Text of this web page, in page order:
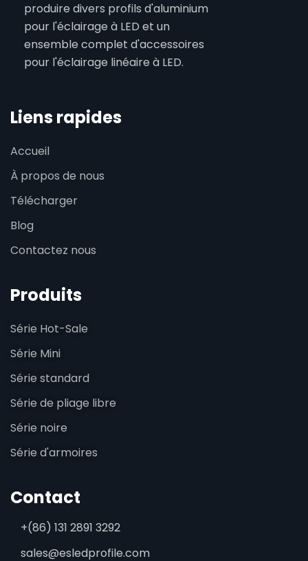
produire divers profils d'aluminium
pour l'éclairage à LED et un
ensemble complet d'accessoires
pour l'éclairage linéaire à LED.
Liens rapides
Accueil
À propos de nous
Télécharger
Blog
Contactez nous
Produits
Série Hot-Sale
Série Mini
Série standard
Série de pliage libre
Série noire
Série d'armoires
Contact
+(86) 131 2891 3292
sales@esledprofile.com